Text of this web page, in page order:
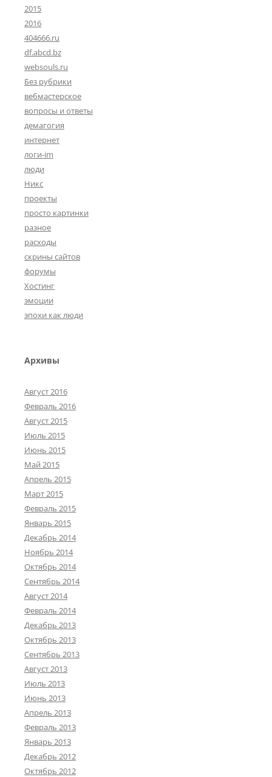
2015
2016
404666.ru
df.abcd.bz
websouls.ru
Без рубрики
вебмастерское
вопросы и ответы
демагогия
интернет
логи-im
люди
Никс
проекты
просто картинки
разное
расходы
скрины сайтов
форумы
Хостинг
эмоции
эпохи как люди
Архивы
Август 2016
Февраль 2016
Август 2015
Июль 2015
Июнь 2015
Май 2015
Апрель 2015
Март 2015
Февраль 2015
Январь 2015
Декабрь 2014
Ноябрь 2014
Октябрь 2014
Сентябрь 2014
Август 2014
Февраль 2014
Декабрь 2013
Октябрь 2013
Сентябрь 2013
Август 2013
Июль 2013
Июнь 2013
Апрель 2013
Февраль 2013
Январь 2013
Декабрь 2012
Октябрь 2012